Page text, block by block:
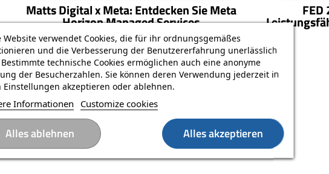
Website verwendet Cookies, die für ihr ordnungsgemäßes
und die Verbesserung der Benutzererfahrung unerlässlich
technische Cookies ermöglichen auch eine anonyme
der Besucherzahlen. Sie können deren Verwendung jederzeit in
Einstellungen akzeptieren oder ablehnen.
Informationen Customize cookies
Alles ablehnen Alles akzeptieren
Matts Digital x Meta: Entdecken Sie Meta
Horizon Managed Services
FED